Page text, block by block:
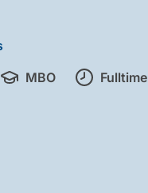
MBO Fulltime